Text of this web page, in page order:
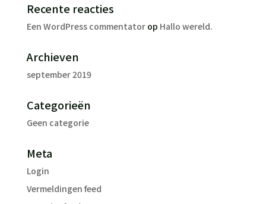
Recente reacties
Een WordPress commentatorop Hallo wereld.
Archieven
september 2019
Categorieën
Geen categorie
Meta
Login
Vermeldingen feed